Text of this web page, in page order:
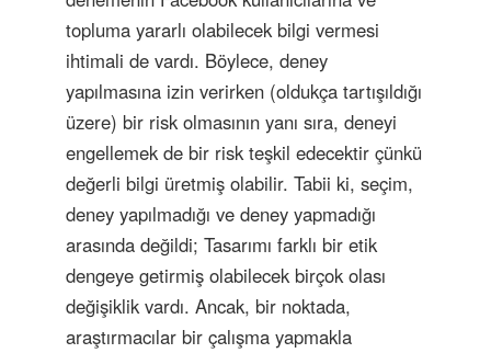
topluma yararlı olabilecek bilgi vermesi
ihtimali de vardı. Böylece, deney
yapılmasına izin verirken (oldukça tartışıldığı
üzere) bir risk olmasının yanı sıra, deneyi
engellemek de bir risk teşkil edecektir çünkü
değerli bilgi üretmiş olabilir. Tabii ki, seçim,
deney yapılmadığı ve deney yapmadığı
arasında değildi; Tasarımı farklı bir etik
dengeye getirmiş olabilecek birçok olası
değişiklik vardı. Ancak, bir noktada,
araştırmacılar bir çalışma yapmakla